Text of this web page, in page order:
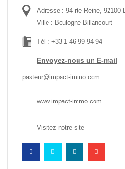
Adresse : 94 rte Reine, 92100
Ville : Boulogne-Billancourt
Tél : +33 1 46 99 94 94
Envoyez-nous un E-mail
pasteur@impact-immo.com
www.impact-immo.com
Visitez notre site